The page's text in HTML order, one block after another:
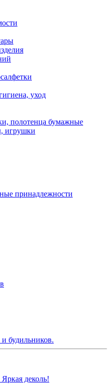
уход
полотенца бумажные
игрушки
принадлежности
будильников.
деколь!